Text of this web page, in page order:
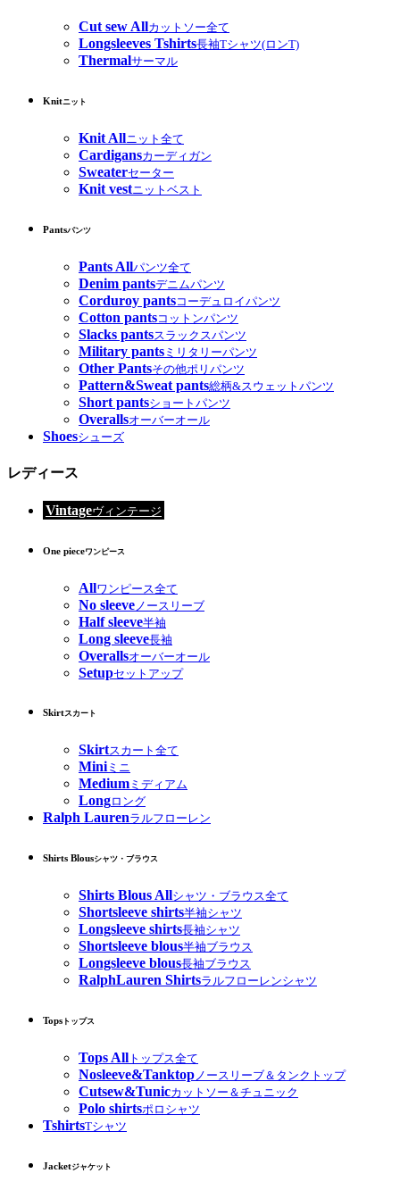
Cut sew Allカットソー全て
Longsleeves Tshirts長袖Tシャツ(ロンT)
Thermalサーマル
Knitニット
Knit Allニット全て
Cardigansカーディガン
Sweaterセーター
Knit vestニットベスト
Pantsパンツ
Pants Allパンツ全て
Denim pantsデニムパンツ
Corduroy pantsコーデュロイパンツ
Cotton pantsコットンパンツ
Slacks pantsスラックスパンツ
Military pants ミリタリーパンツ
Other Pantsその他ポリパンツ
Pattern&Sweat pants総柄&スウェットパンツ
Short pantsショートパンツ
Overallsオーバーオール
Shoesシューズ
レディース
Vintageヴィンテージ
One pieceワンピース
Allワンピース全て
No sleeve ノースリーブ
Half sleeve半袖
Long sleeve長袖
Overallsオーバーオール
Setupセットアップ
Skirtスカート
Skirtスカート全て
Miniミニ
Medium ミディアム
Longロング
Ralph Laurenラルフローレン
Shirts Blousシャツ・ブラウス
Shirts Blous Allシャツ・ブラウス全て
Shortsleeve shirts半袖シャツ
Longsleeve shirts長袖シャツ
Shortsleeve blous半袖ブラウス
Longsleeve blous長袖ブラウス
RalphLauren Shirtsラルフローレンシャツ
Tops トップス
Tops All トップス全て
Nosleeve&Tanktopノースリーブ＆タンクトップ
Cutsew&Tunicカットソー＆チュニック
Polo shirtsポロシャツ
TshirtsTシャツ
Jacketジャケット